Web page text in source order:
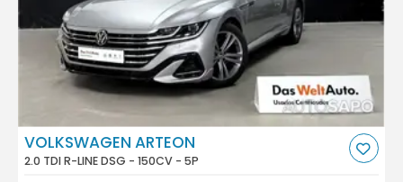
VOLKSWAGEN ARTEON
2.0 TDI R-LINE DSG - 150CV - 5P